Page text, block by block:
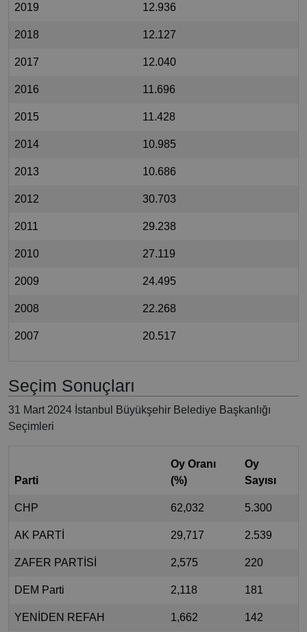
2019 12.936
2018 12.127
2017 12.040
2016 11.696
2015 11.428
2014 10.985
2013 10.686
2012 30.703
2011 29.238
2010 27.119
2009 24.495
2008 22.268
2007 20.517
Seçim Sonuçları
31 Mart 2024 İstanbul Büyükşehir Belediye Başkanlığı
Seçimleri
Parti
Oy Oranı
(%)
Oy
Sayısı
CHP 62,032 5.300
AK PARTİ 29,717 2.539
ZAFER PARTİSİ 2,575 220
DEM Parti 2,118 181
YENİDEN REFAH 1,662 142